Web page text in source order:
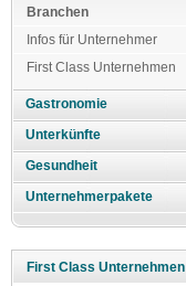
Branchen
Infos für Unternehmer
First Class Unternehmen
Gastronomie
Unterkünfte
Gesundheit
Unternehmerpakete
First Class Unternehmen